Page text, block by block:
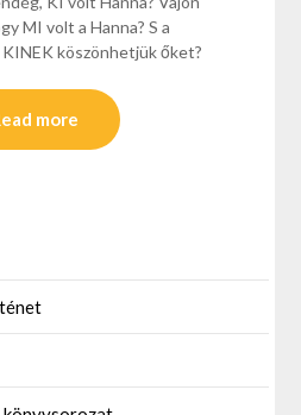
MI volt a Hanna? S a
köszönhetjük őket?
more